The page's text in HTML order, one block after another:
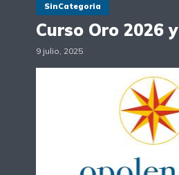
SinCategoria
Curso Oro 2026
9 julio, 2025